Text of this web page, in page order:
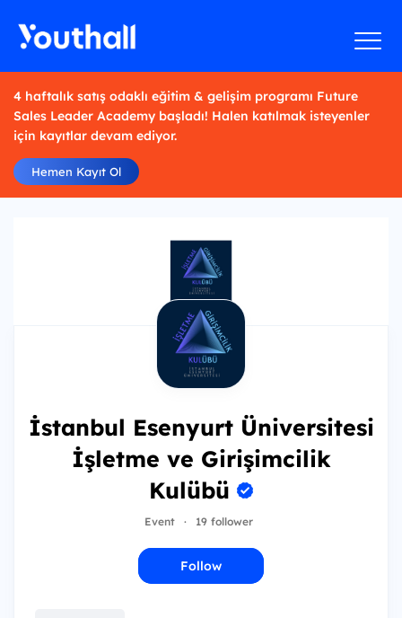
4 haftalık satış odaklı eğitim & gelişim programı Future
Sales Leader Academy başladı! Halen katılmak isteyenler
için kayıtlar devam ediyor.
Hemen Kayıt Ol
İstanbul Esenyurt Üniversitesi
İşletme ve Girişimcilik
Kulübü
Event · 19 follower
Follow